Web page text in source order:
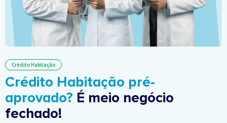
Crédito Habitação
Crédito Habitação pré-
aprovado? É meio negócio
fechado!